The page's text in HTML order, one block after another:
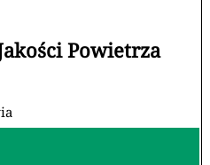
Powietrza